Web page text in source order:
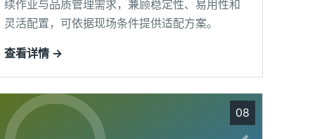
续作业与品质管理需求，兼顾稳定性、易用性和
灵活配置，可依据现场条件提供适配方案。
查看详情 →
08